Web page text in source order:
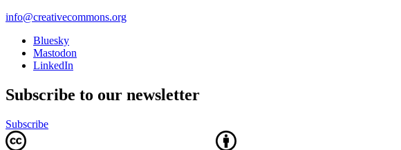
info@creativecommons.org
Bluesky
Mastodon
LinkedIn
Subscribe to our newsletter
Subscribe